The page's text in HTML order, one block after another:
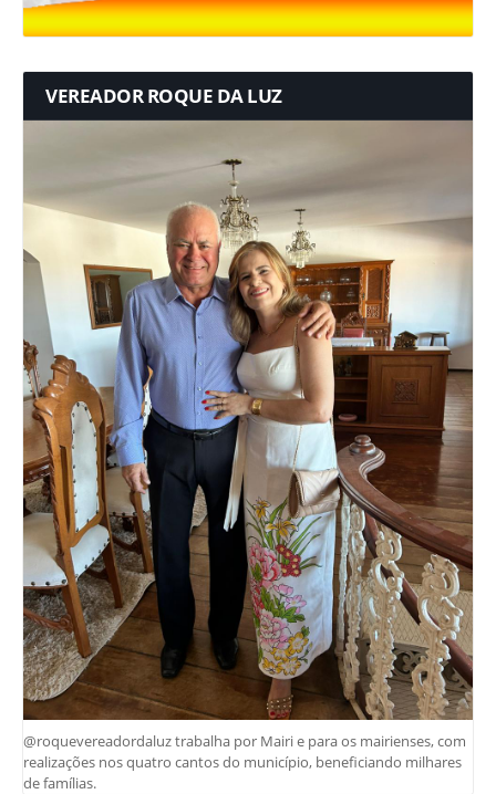
VEREADOR ROQUE DA LUZ
@roquevereadordaluz trabalha por Mairi e para os mairienses, com
realizações nos quatro cantos do município, beneficiando milhares
de famílias.